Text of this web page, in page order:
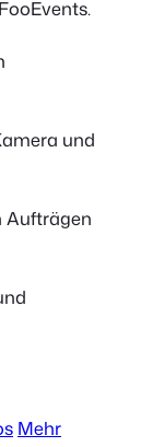
und
Aufträgen
Mehr